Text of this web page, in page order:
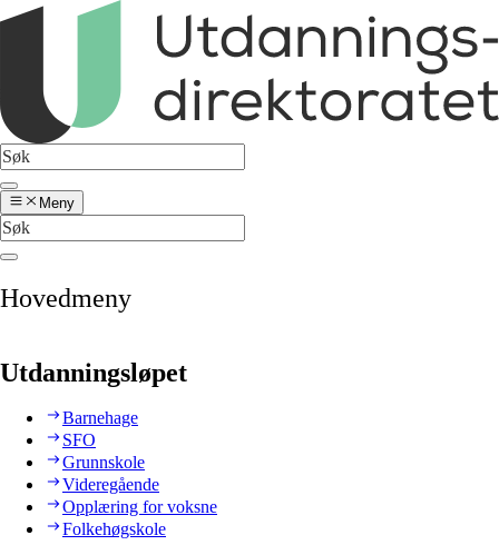
Meny
Hovedmeny
Utdanningsløpet
Barnehage
SFO
Grunnskole
Videregående
Opplæring for voksne
Folkehøgskole